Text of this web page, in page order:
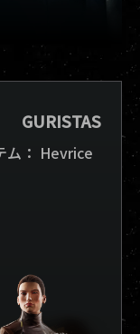
： Hevrice
GURISTAS